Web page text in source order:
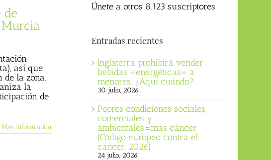
de
así que
la zona,
la
de
Más información
Únete a otros 8.123 suscriptores
Entradas recientes
Inglaterra prohibirá vender
bebidas «energéticas» a
menores. ¿Aquí cuándo?
30 julio, 2026
Peores condiciones sociales,
comerciales y
ambientales=más cáncer
(Código europeo contra el
cáncer, 2026)
24 julio, 2026